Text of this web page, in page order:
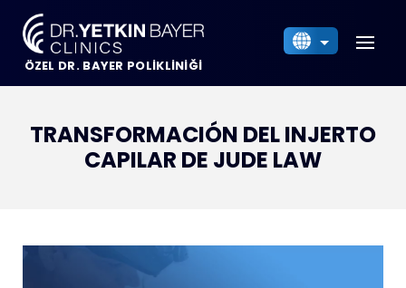
ÖZEL DR. BAYER POLİKLİNİĞİ
Українська
TRANSFORMACIÓN DEL INJERTO
CAPILAR DE JUDE LAW